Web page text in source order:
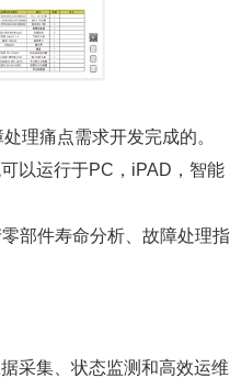
理痛点需求开发完成的。
以运行于PC，iPAD，智能
部件寿命分析、故障处理指
采集、状态监测和高效运维